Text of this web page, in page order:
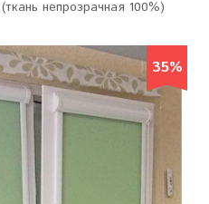
непрозрачная 100%)
35%